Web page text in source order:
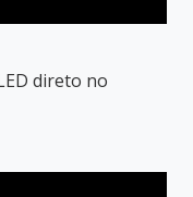
direto no